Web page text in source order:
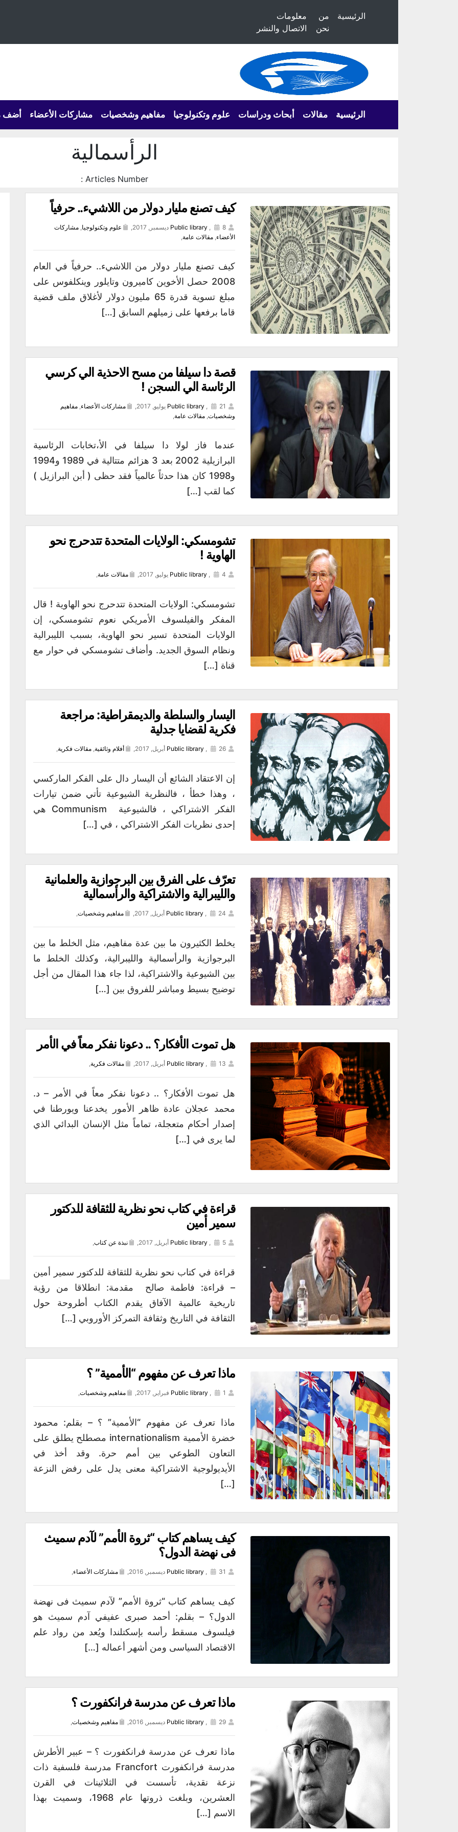
الرئيسية
من
نحن
معلومات
الاتصال والنشر
الرئيسية مقالات أبحاث ودراسات علوم وتكنولوجيا مفاهيم وشخصيات مشاركات الأعضاء أضف
الرأسمالية
Articles Number :
كيف تصنع مليار دولار من اللاشيء.. حرفياً
Public library , 8 ديسمبر, 2017, علوم وتكنولوجيا,مشاركات
الأعضاء,مقالات عامة,
كيف تصنع مليار دولار من اللاشيء.. حرفياً في العام
2008 حصل الأخوين كاميرون وتايلور وينكلفوس على
مبلغ تسوية قدرة 65 مليون دولار لأغلاق ملف قضية
قاما برفعها على زميلهم السابق […]
قصة دا سيلفا من مسح الاحذية الي كرسي
الرئاسة الي السجن !
Public library , 21 يوليو, 2017, مشاركات الأعضاء,مفاهيم
وشخصيات,مقالات عامة,
عندما فاز لولا دا سيلفا في الأ،تخابات الرئاسية
البرازيلية 2002 بعد 3 هزائم متتالية في 1989 و1994
و1998 كان هذا حدثاً عالمياً فقد حظى ( أبن البرازيل )
كما لقب […]
تشومسكي: الولايات المتحدة تتدحرج نحو
الهاوية !
Public library , 4 يوليو, 2017, مقالات عامة,
تشومسكي: الولايات المتحدة تتدحرج نحو الهاوية ! قال
المفكر والفيلسوف الأمريكي نعوم تشومسكي، إن
الولايات المتحدة تسير نحو الهاوية، بسبب الليبرالية
ونظام السوق الجديد. وأضاف تشومسكي في حوار مع
قناة […]
اليسار والسلطة والديمقراطية: مراجعة
فكرية لقضايا جدلية
Public library , 26 أبريل, 2017, أفلام وثائقية,مقالات فكرية,
إن الاعتقاد الشائع أن اليسار دال على الفكر الماركسي
، وهذا خطأ ، فالنظرية الشيوعية تأتي ضمن تيارات
الفكر الاشتراكي ، فالشيوعية Communism هي
إحدى نظريات الفكر الاشتراكي ، في […]
تعرّف على الفرق بين البرجوازية والعلمانية
والليبرالية والاشتراكية والرأسمالية
Public library , 24 أبريل, 2017, مفاهيم وشخصيات,
يخلط الكثيرون ما بين عدة مفاهيم، مثل الخلط ما بين
البرجوازية والرأسمالية والليبرالية، وكذلك الخلط ما
بين الشيوعية والاشتراكية، لذا جاء هذا المقال من أجل
توضيح بسيط ومباشر للفروق بين […]
هل تموت الأفكار؟ .. دعونا نفكر معاً في الأمر
Public library , 13 أبريل, 2017, مقالات فكرية,
هل تموت الأفكار؟ .. دعونا نفكر معاً في الأمر – د.
محمد عجلان عادة ظاهر الأمور يخدعنا ويورطنا في
إصدار أحكام متعجلة، تماماً مثل الإنسان البدائي الذي
لما يرى في […]
قراءة في كتاب نحو نظرية للثقافة للدكتور
سمير أمين
Public library , 5 أبريل, 2017, نبذة عن كتاب,
قراءة في كتاب نحو نظرية للثقافة للدكتور سمير أمين
– قراءة: فاطمة صالح مقدمة: انطلاقا من رؤية
تاريخية عالمية الآفاق يقدم الكتاب أطروحة حول
الثقافة في التاريخ وثقافة التمركز الأوروبي […]
ماذا تعرف عن مفهوم “الأممية” ؟
Public library , 1 فبراير, 2017, مفاهيم وشخصيات,
ماذا تعرف عن مفهوم “الأممية” ؟ – بقلم: محمود
خضرة الأممية internationalism مصطلح يطلق على
التعاون الطوعي بين أمم حرة. وقد أخذ في
الأيديولوجية الاشتراكية معنى يدل على رفض النزعة
[…]
كيف يساهم كتاب “ثروة الأمم” لآدم سميث
فى نهضة الدول؟
Public library , 31 ديسمبر, 2016, مشاركات الأعضاء,
كيف يساهم كتاب “ثروة الأمم” لآدم سميث فى نهضة
الدول؟ – بقلم: أحمد صبرى عفيفي آدم سميث هو
فيلسوف مسقط رأسه بإسكتلندا ويُعد من رواد علم
الاقتصاد السياسى ومن أشهر أعماله […]
ماذا تعرف عن مدرسة فرانكفورت ؟
Public library , 29 ديسمبر, 2016, مفاهيم وشخصيات,
ماذا تعرف عن مدرسة فرانكفورت ؟ – عبير الأطرش
مدرسة فرانكفورت Francfort مدرسة فلسفية ذات
نزعة نقدية، تأسست في الثلاثينات في القرن
العشرين، وبلغت ذروتها عام 1968، وسميت بهذا
الاسم […]